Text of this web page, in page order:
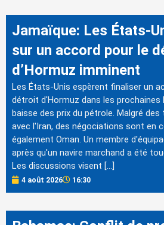
Jamaïque: Les États-
sur un accord pour le
d’Hormuz imminent
Les États-Unis espèrent finaliser un
détroit d'Hormuz dans les prochaines
baisse des prix du pétrole. Malgré
avec l'Iran, des négociations sont en
également Oman. Un membre
après qu'un navire marchand a été
Les discussions visent […]
4 août 2026 16:30